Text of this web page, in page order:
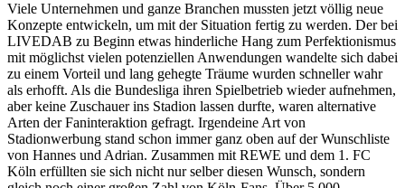
Viele Unternehmen und ganze Branchen mussten jetzt völlig neue
Konzepte entwickeln, um mit der Situation fertig zu werden. Der bei
LIVEDAB zu Beginn etwas hinderliche Hang zum Perfektionismus
mit möglichst vielen potenziellen Anwendungen wandelte sich dabei
zu einem Vorteil und lang gehegte Träume wurden schneller wahr
als erhofft. Als die Bundesliga ihren Spielbetrieb wieder aufnehmen,
aber keine Zuschauer ins Stadion lassen durfte, waren alternative
Arten der Faninteraktion gefragt. Irgendeine Art von
Stadionwerbung stand schon immer ganz oben auf der Wunschliste
von Hannes und Adrian. Zusammen mit REWE und dem 1. FC
Köln erfüllten sie sich nicht nur selber diesen Wunsch, sondern